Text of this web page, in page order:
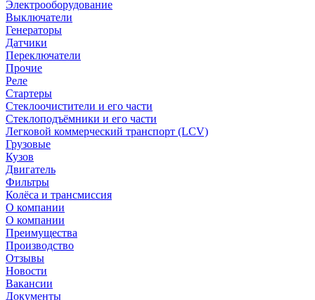
Электрооборудование
Выключатели
Генераторы
Датчики
Переключатели
Прочие
Реле
Стартеры
Стеклоочистители и его части
Стеклоподъёмники и его части
Легковой коммерческий транспорт (LCV)
Грузовые
Кузов
Двигатель
Фильтры
Колёса и трансмиссия
О компании
О компании
Преимущества
Производство
Отзывы
Новости
Вакансии
Документы